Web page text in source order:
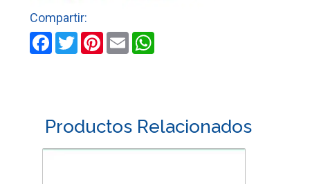
Facebook
TwitterPinterest
EmailWhatsApp
Productos Relacionados